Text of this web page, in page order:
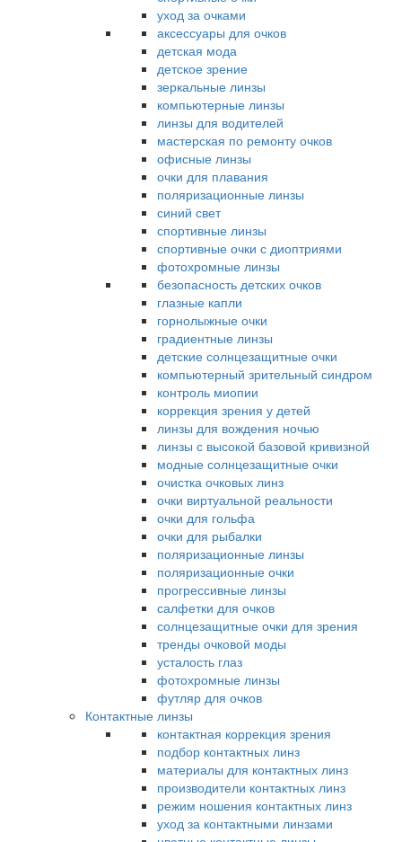
уход за очками
аксессуары для очков
детская мода
детское зрение
зеркальные линзы
компьютерные линзы
линзы для водителей
мастерская по ремонту очков
офисные линзы
очки для плавания
поляризационные линзы
синий свет
спортивные линзы
спортивные очки с диоптриями
фотохромные линзы
безопасность детских очков
глазные капли
горнолыжные очки
градиентные линзы
детские солнцезащитные очки
компьютерный зрительный синдром
контроль миопии
коррекция зрения у детей
линзы для вождения ночью
линзы с высокой базовой кривизной
модные солнцезащитные очки
очистка очковых линз
очки виртуальной реальности
очки для гольфа
очки для рыбалки
поляризационные линзы
поляризационные очки
прогрессивные линзы
салфетки для очков
солнцезащитные очки для зрения
тренды очковой моды
усталость глаз
фотохромные линзы
футляр для очков
Контактные линзы
контактная коррекция зрения
подбор контактных линз
материалы для контактных линз
производители контактных линз
режим ношения контактных линз
уход за контактными линзами